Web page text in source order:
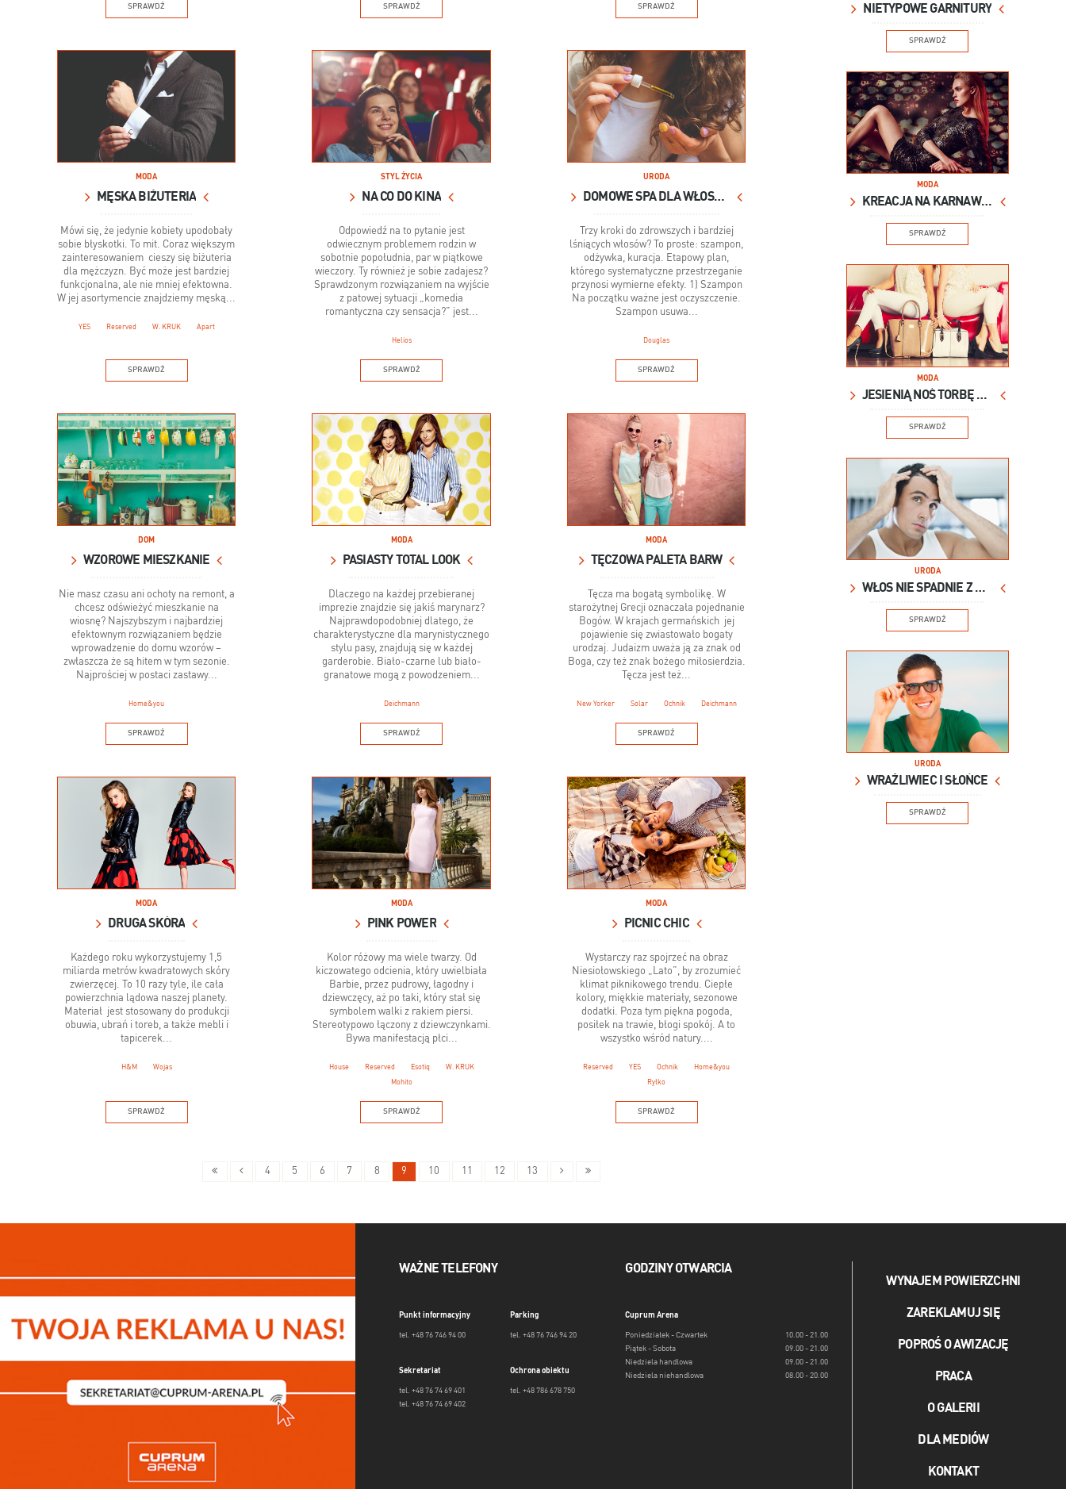
SPRAWDŹ SPRAWDŹ SPRAWDŹ
MODA
MĘSKA BIŻUTERIA
Mówi się, że jedynie kobiety upodobały
sobie błyskotki. To mit. Coraz większym
zainteresowaniem cieszy się biżuteria
dla mężczyzn. Być może jest bardziej
funkcjonalna, ale nie mniej efektowna.
W jej asortymencie znajdziemy męską...
YES Reserved W. KRUK Apart
SPRAWDŹ
STYL ŻYCIA
NA CO DO KINA
Odpowiedź na to pytanie jest
odwiecznym problemem rodzin w
sobotnie popołudnia, par w piątkowe
wieczory. Ty również je sobie zadajesz?
Sprawdzonym rozwiązaniem na wyjście
z patowej sytuacji „komedia
romantyczna czy sensacja?” jest...
Helios
SPRAWDŹ
URODA
DOMOWE SPA DLA WŁOSÓW
Trzy kroki do zdrowszych i bardziej
lśniących włosów? To proste: szampon,
odżywka, kuracja. Etapowy plan,
którego systematyczne przestrzeganie
przynosi wymierne efekty. 1) Szampon
Na początku ważne jest oczyszczenie.
Szampon usuwa...
Douglas
SPRAWDŹ
DOM
WZOROWE MIESZKANIE
Nie masz czasu ani ochoty na remont, a
chcesz odświeżyć mieszkanie na
wiosnę? Najszybszym i najbardziej
efektownym rozwiązaniem będzie
wprowadzenie do domu wzorów –
zwłaszcza że są hitem w tym sezonie.
Najprościej w postaci zastawy...
Home&you
SPRAWDŹ
MODA
PASIASTY TOTAL LOOK
Dlaczego na każdej przebieranej
imprezie znajdzie się jakiś marynarz?
Najprawdopodobniej dlatego, że
charakterystyczne dla marynistycznego
stylu pasy, znajdują się w każdej
garderobie. Biało-czarne lub biało-
granatowe mogą z powodzeniem...
Deichmann
SPRAWDŹ
MODA
TĘCZOWA PALETA BARW
Tęcza ma bogatą symbolikę. W
starożytnej Grecji oznaczała pojednanie
Bogów. W krajach germańskich jej
pojawienie się zwiastowało bogaty
urodzaj. Judaizm uważa ją za znak od
Boga, czy też znak bożego miłosierdzia.
Tęcza jest też...
New Yorker Solar Ochnik Deichmann
SPRAWDŹ
MODA
DRUGA SKÓRA
Każdego roku wykorzystujemy 1,5
miliarda metrów kwadratowych skóry
zwierzęcej. To 10 razy tyle, ile cała
powierzchnia lądowa naszej planety.
Materiał jest stosowany do produkcji
obuwia, ubrań i toreb, a także mebli i
tapicerek...
H&M Wojas
SPRAWDŹ
MODA
PINK POWER
Kolor różowy ma wiele twarzy. Od
kiczowatego odcienia, który uwielbiała
Barbie, przez pudrowy, łagodny i
dziewczęcy, aż po taki, który stał się
symbolem walki z rakiem piersi.
Stereotypowo łączony z dziewczynkami.
Bywa manifestacją płci...
House Reserved Esotiq W. KRUK
Mohito
SPRAWDŹ
MODA
PICNIC CHIC
Wystarczy raz spojrzeć na obraz
Niesiołowskiego „Lato”, by zrozumieć
klimat piknikowego trendu. Ciepłe
kolory, miękkie materiały, sezonowe
dodatki. Poza tym piękna pogoda,
posiłek na trawie, błogi spokój. A to
wszystko wśród natury....
Reserved YES Ochnik Home&you
Ryłko
SPRAWDŹ
4 5 6 7 8 9 10 11 12 13
NIETYPOWE GARNITURY
SPRAWDŹ
MODA
KREACJA NA KARNAWAŁ
SPRAWDŹ
MODA
JESIENIĄ NOŚ TORBĘ XXL
SPRAWDŹ
URODA
WŁOS NIE SPADNIE Z GŁOWY
SPRAWDŹ
URODA
WRAŻLIWIEC I SŁOŃCE
SPRAWDŹ
WAŻNE TELEFONY
Punkt informacyjny
tel. +48 76 746 94 00
Parking
tel. +48 76 746 94 20
Sekretariat
tel. +48 76 74 69 401
tel. +48 76 74 69 402
Ochrona obiektu
tel. +48 786 678 750
GODZINY OTWARCIA
Cuprum Arena
Poniedziałek - Czwartek
10.00 - 21.00
Piątek - Sobota
09.00 - 21.00
Niedziela handlowa
09.00 - 21.00
Niedziela niehandlowa
08.00 - 20.00
WYNAJEM POWIERZCHNI
ZAREKLAMUJ SIĘ
POPROŚ O AWIZACJĘ
PRACA
O GALERII
DLA MEDIÓW
KONTAKT